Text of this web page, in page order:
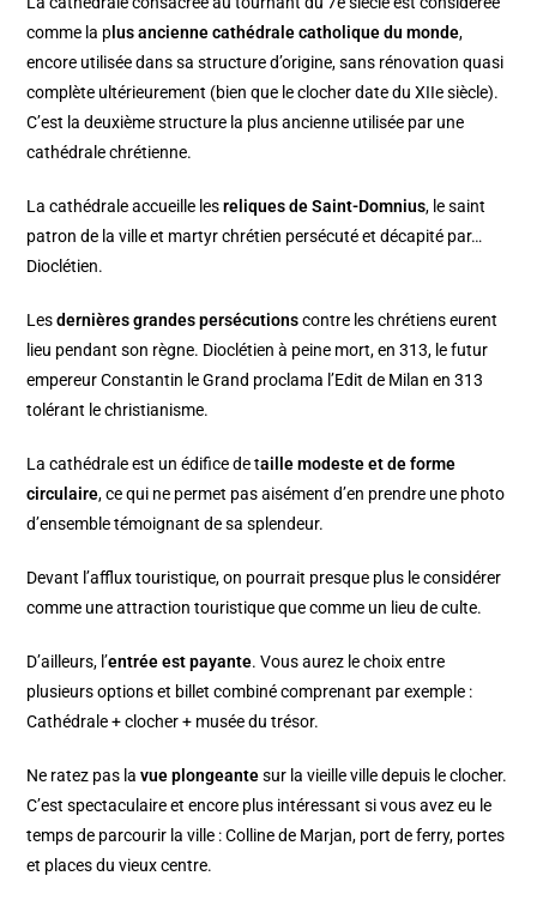
comme la p lus ancienne cathédrale catholique du monde,
encore utilisée dans sa structure d’origine, sans rénovation quasi
complète ultérieurement (bien que le clocher date du XIIe siècle).
C’est la deuxième structure la plus ancienne utilisée par une
cathédrale chrétienne.
La cathédrale accueille lesreliques de Saint-Domnius, le saint
patron de la ville et martyr chrétien persécuté et décapité par…
Dioclétien.
Lesdernières grandes persécutionscontre les chrétiens eurent
lieu pendant son règne. Dioclétien à peine mort, en 313, le futur
empereur Constantin le Grand proclama l’Edit de Milan en 313
tolérant le christianisme.
La cathédrale est un édifice de taille modeste et de forme
circulaire, ce qui ne permet pas aisément d’en prendre une photo
d’ensemble témoignant de sa splendeur.
Devant l’afflux touristique, on pourrait presque plus le considérer
comme une attraction touristique que comme un lieu de culte.
D’ailleurs, l’entrée est payante. Vous aurez le choix entre
plusieurs options et billet combiné comprenant par exemple :
Cathédrale + clocher + musée du trésor.
Ne ratez pas lavue plongeantesur la vieille ville depuis le clocher.
C’est spectaculaire et encore plus intéressant si vous avez eu le
temps de parcourir la ville : Colline de Marjan, port de ferry, portes
et places du vieux centre.